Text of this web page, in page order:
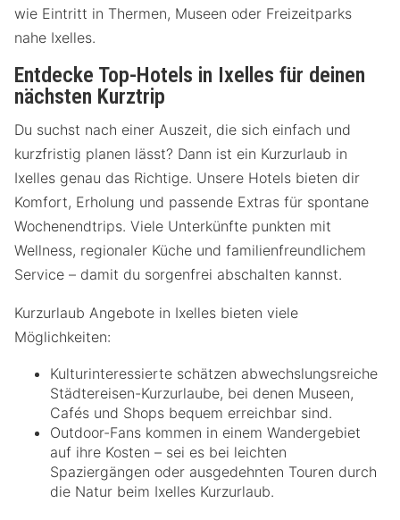
wie Eintritt in Thermen, Museen oder Freizeitparks
nahe Ixelles.
Entdecke Top-Hotels in Ixelles für deinen
nächsten Kurztrip
Du suchst nach einer Auszeit, die sich einfach und
kurzfristig planen lässt? Dann ist ein Kurzurlaub in
Ixelles genau das Richtige. Unsere Hotels bieten dir
Komfort, Erholung und passende Extras für spontane
Wochenendtrips. Viele Unterkünfte punkten mit
Wellness, regionaler Küche und familienfreundlichem
Service – damit du sorgenfrei abschalten kannst.
Kurzurlaub Angebote in Ixelles bieten viele
Möglichkeiten:
Kulturinteressierte schätzen abwechslungsreiche
Städtereisen-Kurzurlaube, bei denen Museen,
Cafés und Shops bequem erreichbar sind.
Outdoor-Fans kommen in einem Wandergebiet
auf ihre Kosten – sei es bei leichten
Spaziergängen oder ausgedehnten Touren durch
die Natur beim Ixelles Kurzurlaub.